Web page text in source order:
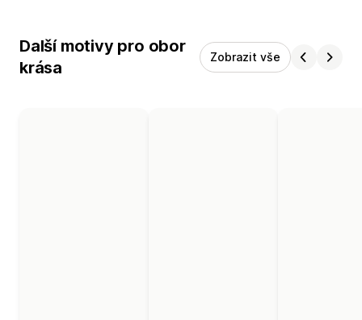
Další motivy pro obor
krása
Zobrazit vše